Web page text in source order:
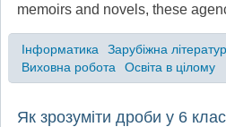
memoirs and novels, these
Інформатика Зарубіжна
Виховна робота
Освіта в цілому
Як зрозуміти дроби у 6